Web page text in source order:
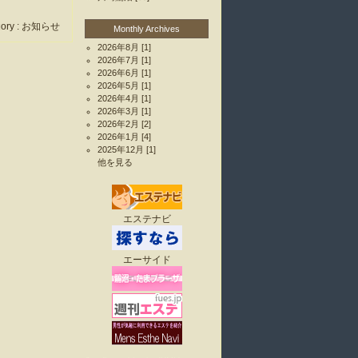
: お知らせ
Monthly Archives
2026年8月 [1]
2026年7月 [1]
2026年6月 [1]
2026年5月 [1]
2026年4月 [1]
2026年3月 [1]
2026年2月 [2]
2026年1月 [4]
2025年12月 [1]
他を見る
エステナビ
エーサイド